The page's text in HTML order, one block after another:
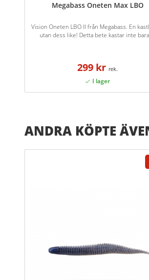
Megabass Oneten Max LBO
Vision Oneten LBO II från Megabass. En
utan dess like! Detta bete kastar inte
299 kr
ANDRA KÖPTE